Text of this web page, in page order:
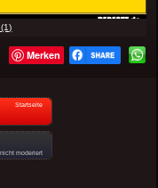
Merken
Startseite
nicht moderiert